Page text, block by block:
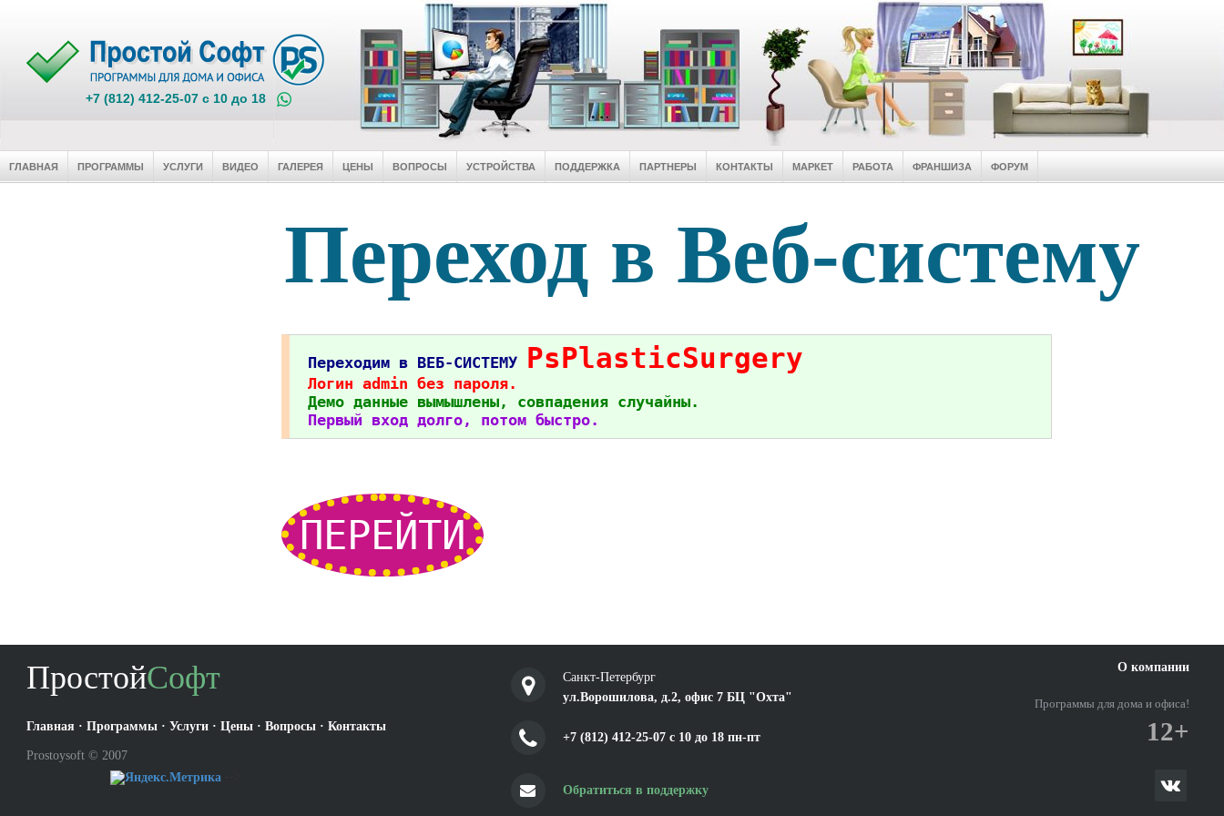
+7 (812) 412-25-07 c 10 до 18
ГЛАВНАЯ ПРОГРАММЫ УСЛУГИ ВИДЕО ГАЛЕРЕЯ ЦЕНЫ ВОПРОСЫ УСТРОЙСТВА ПОДДЕРЖКА ПАРТНЕРЫ КОНТАКТЫ МАРКЕТ РАБОТА ФРАНШИЗА ФОРУМ
Переход в Веб-систему
Переходим в ВЕБ-СИСТЕМУ PsPlasticSurgery
Логин admin без пароля.
Демо данные вымышлены, совпадения случайны.
Первый вход долго, потом быстро.
ПЕРЕЙТИ
ПростойСофт
Главная · Программы · Услуги · Цены · Вопросы · Контакты
Prostoysoft © 2007
Санкт-Петербург
ул.Ворошилова, д.2, офис 7 БЦ "Охта"
+7 (812) 412-25-07 c 10 до 18 пн-пт
Обратиться в поддержку
О компании
Программы для дома и офиса!
12+